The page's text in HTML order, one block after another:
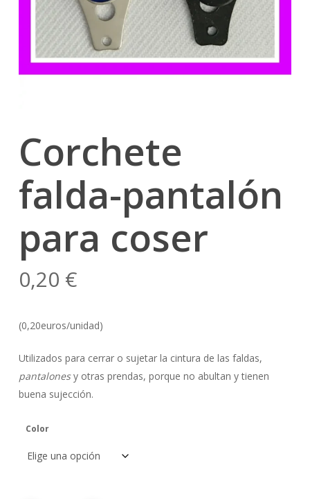
Corchete
falda-pantalón
para coser
0,20 €
(0,20euros/unidad)
Utilizados para cerrar o sujetar la cintura de las faldas,
pantalonesy otras prendas, porque no abultan y tienen
buena sujección.
Color